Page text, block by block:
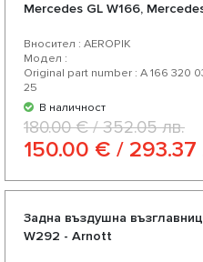
Mercedes GL W166,
Вносител : AEROPIK
Модел :
Original part number : A 166 320
25
В наличност
180.00 € / 352.05 лв.
150.00 € / 293.37
Задна въздушна
W292 - Arnott